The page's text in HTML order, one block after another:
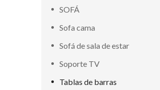
SOFÁ
Sofa cama
Sofá de sala de estar
Soporte TV
Tablas de barras